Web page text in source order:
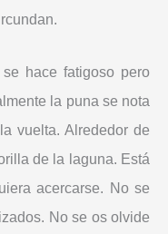
hace fatigoso pero
la puna se nota
vuelta. Alrededor de
de la laguna. Está
acercarse. No se
No se os olvide